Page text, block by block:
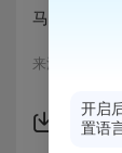
马尾区亭江
来源：马尾区
附件
开启
置语